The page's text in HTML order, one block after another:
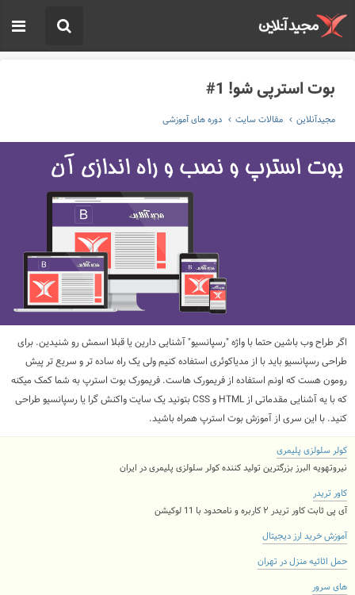
بوت استرپی شو! 1#
مجیدآنلاین مقالات سایت دوره های آموزشی
اگر طراح وب باشین حتما با واژه "رسپانسیو" آشنایی دارین یا قبلا اسمش رو شنیدین. برای
طراحی رسپانسیو باید با از مدیاکوئری استفاده کنیم ولی یک راه ساده تر و سریع تر پیش
رومون هست که اونم استفاده از فریمورک هاست. فریمورک بوت استرپ به شما کمک میکنه
که با یه آشنایی مقدماتی از HTML و CSS بتونید یک سایت واکنش گرا یا رسپانسیو طراحی
کنید. با این سری از آموزش بوت استرپ همراه باشید.
کولر سلولزی پلیمری
نیروتهویه البرز بزرگترین تولید کننده کولر سلولزی پلیمری در ایران
کاور تریدر
آی پی ثابت کاور تریدر ۲ کاربره و نامحدود با 11 لوکیشن
آموزش خرید ارز دیجیتال
حمل اثاثیه منزل در تهران
های سرور